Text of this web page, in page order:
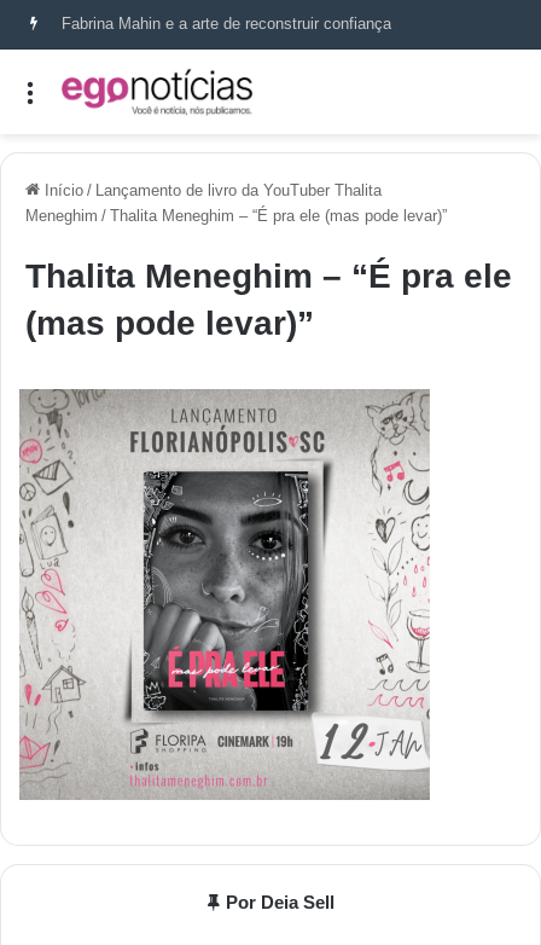
Fabrina Mahin e a arte de reconstruir confiança
Início /
Lançamento de livro da YouTuber Thalita
Meneghim / Thalita Meneghim – “É pra ele (mas pode levar)”
Thalita Meneghim – “É pra ele
(mas pode levar)”
Por Deia Sell